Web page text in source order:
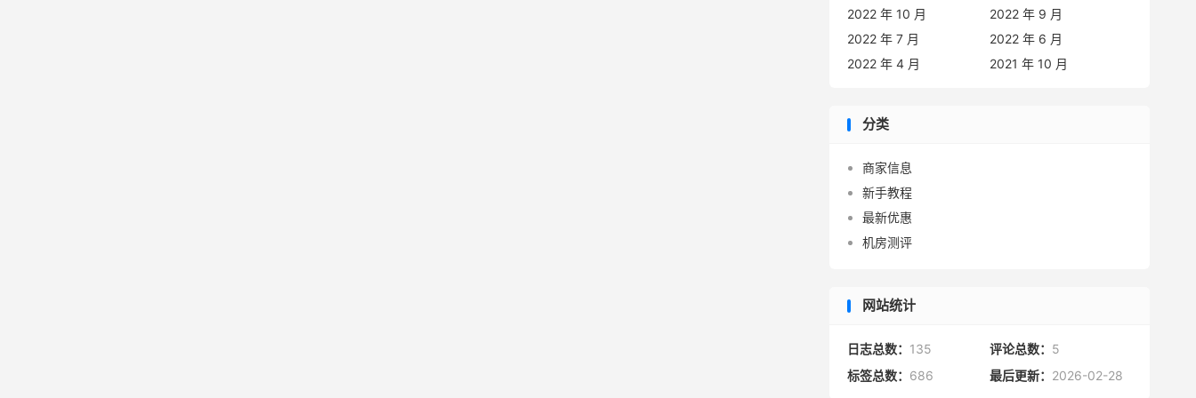
2022 年 10 月
2022 年 9 月
2022 年 7 月
2022 年 6 月
2022 年 4 月
2021 年 10 月
分类
商家信息
新手教程
最新优惠
机房测评
网站统计
日志总数： 135 评论总数： 5
标签总数： 686 最后更新： 2026-02-28